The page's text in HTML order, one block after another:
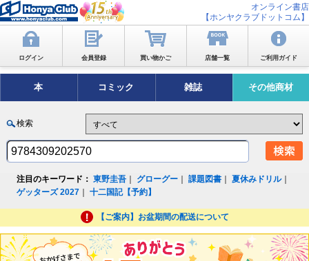
オンライン書店
【ホンヤクラブドットコム】
ログイン 会員登録 買い物かご 店舗一覧 ご利用ガイド
本 コミック 雑誌 その他商材
検索
注目のキーワード： 東野圭吾 グローグー ｜課題図書 ｜夏休みドリル｜
ゲッターズ 2027 ｜十二国記【予約】
【ご案内】お盆期間の配送について